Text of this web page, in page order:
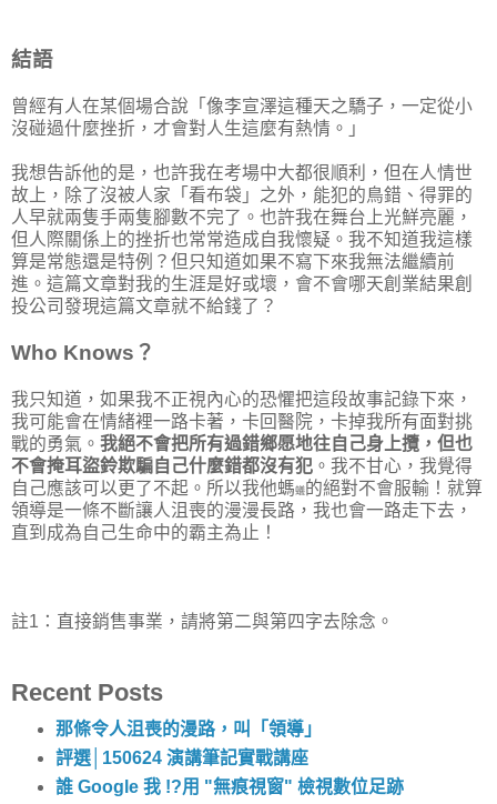
結語
曾經有人在某個場合說「像李宣澤這種天之驕子，一定從小
沒碰過什麼挫折，才會對人生這麼有熱情。」
我想告訴他的是，也許我在考場中大都很順利，但在人情世
故上，除了沒被人家「看布袋」之外，能犯的鳥錯、得罪的
人早就兩隻手兩隻腳數不完了。也許我在舞台上光鮮亮麗，
但人際關係上的挫折也常常造成自我懷疑。我不知道我這樣
算是常態還是特例？但只知道如果不寫下來我無法繼續前
進。這篇文章對我的生涯是好或壞，會不會哪天創業結果創
投公司發現這篇文章就不給錢了？
Who Knows？
我只知道，如果我不正視內心的恐懼把這段故事記錄下來，
我可能會在情緒裡一路卡著，卡回醫院，卡掉我所有面對挑
戰的勇氣。 我絕不會把所有過錯鄉愿地往自己身上攬，但也
不會掩耳盜鈴欺騙自己什麼錯都沒有犯 。我不甘心，我覺得
自己應該可以更了不起。所以我他螞蟻的絕對不會服輸！就算
領導是一條不斷讓人沮喪的漫漫長路，我也會一路走下去，
直到成為自己生命中的霸主為止！
註1：直接銷售事業，請將第二與第四字去除念。
Recent Posts
那條令人沮喪的漫路，叫「領導」
評選│150624 演講筆記實戰講座
誰 Google 我 !?用 "無痕視窗" 檢視數位足跡